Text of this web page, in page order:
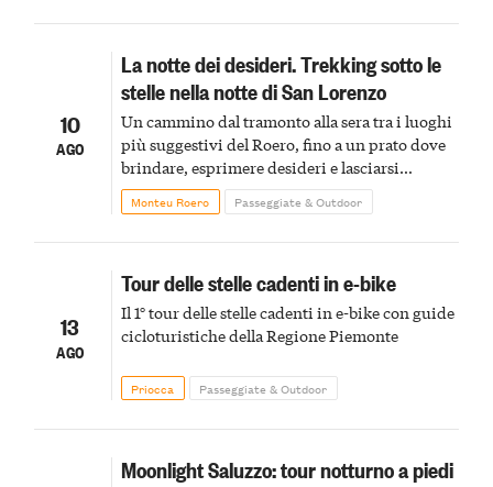
10
AGO
La notte dei desideri. Trekking sotto le
stelle nella notte di San Lorenzo
Un cammino dal tramonto alla sera tra i luoghi
più suggestivi del Roero, fino a un prato dove
brindare, esprimere desideri e lasciarsi
incantare dalle stelle cadenti
Monteu Roero Passeggiate & Outdoor
13
AGO
Tour delle stelle cadenti in e-bike
Il 1° tour delle stelle cadenti in e-bike con guide
cicloturistiche della Regione Piemonte
Priocca Passeggiate & Outdoor
Moonlight Saluzzo: tour notturno a piedi